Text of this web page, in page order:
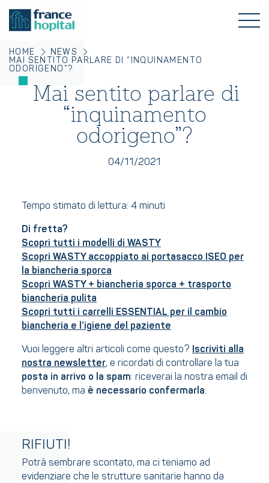
HOME
NEWS
MAI SENTITO PARLARE DI “INQUINAMENTO
ODORIGENO”?
Mai sentito parlare di
“inquinamento
odorigeno”?
04/11/2021
Tempo stimato di lettura: 4 minuti
Di fretta?
Scopri tutti i modelli di WASTY
Scopri WASTY accoppiato ai portasacco ISEO per
la biancheria sporca
Scopri WASTY + biancheria sporca + trasporto
biancheria pulita
Scopri tutti i carrelli ESSENTIAL per il cambio
biancheria e l’igiene del paziente
Vuoi leggere altri articoli come questo? Iscriviti alla
nostra newsletter, e ricordati di controllare la tua
posta in arrivo o la spam: riceverai la nostra email di
benvenuto, ma è necessario confermarla.
RIFIUTI!
Potrà sembrare scontato, ma ci teniamo ad
evidenziare che le strutture sanitarie hanno da